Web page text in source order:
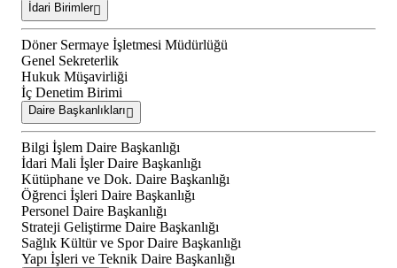
İdari Birimler
Döner Sermaye İşletmesi Müdürlüğü
Genel Sekreterlik
Hukuk Müşavirliği
İç Denetim Birimi
Daire Başkanlıkları
Bilgi İşlem Daire Başkanlığı
İdari Mali İşler Daire Başkanlığı
Kütüphane ve Dok. Daire Başkanlığı
Öğrenci İşleri Daire Başkanlığı
Personel Daire Başkanlığı
Strateji Geliştirme Daire Başkanlığı
Sağlık Kültür ve Spor Daire Başkanlığı
Yapı İşleri ve Teknik Daire Başkanlığı